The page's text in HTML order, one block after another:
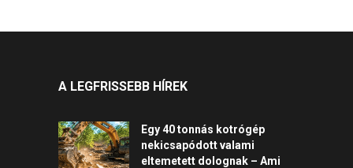
A LEGFRISSEBB HÍREK
Egy 40 tonnás kotrógép
nekicsapódott valami
eltemetett dolognak – Ami